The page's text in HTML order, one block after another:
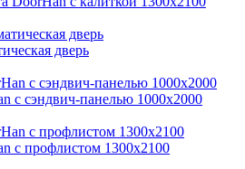
дверь
с сэндвич-панелью 1000x2000
с профлистом 1300x2100